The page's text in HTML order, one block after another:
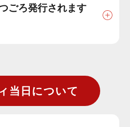
ごろ発行されます
当日について